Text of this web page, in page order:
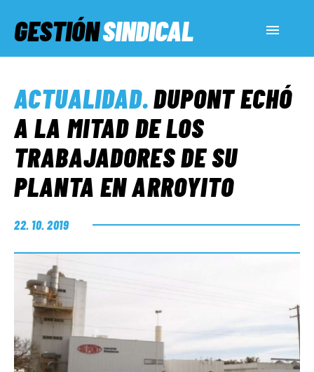
GESTIÓNSINDICAL
SERVICIOS SOCIALES
INFORMES ESPECIALES
FUERA DE MEGÁFONO
EL LADO «G»
ACTUALIDAD.DUPONT ECHÓ
A LA MITAD DE LOS
TRABAJADORES DE SU
PLANTA EN ARROYITO
22. 10. 2019